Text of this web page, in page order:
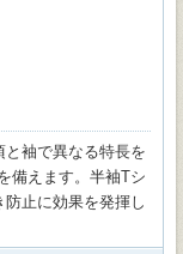
袖で異なる特長を
備えます。半袖Tシ
止に効果を発揮し